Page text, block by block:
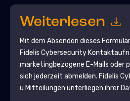
Weiterlesen
Mit dem Absenden dieses
Fidelis Cybersecurity
marketingbezogene E-Mails oder
sich jederzeit abmelden. Fidelis
u Mitteilungen unterliegen ihrer